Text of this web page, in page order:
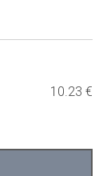
10.23 €